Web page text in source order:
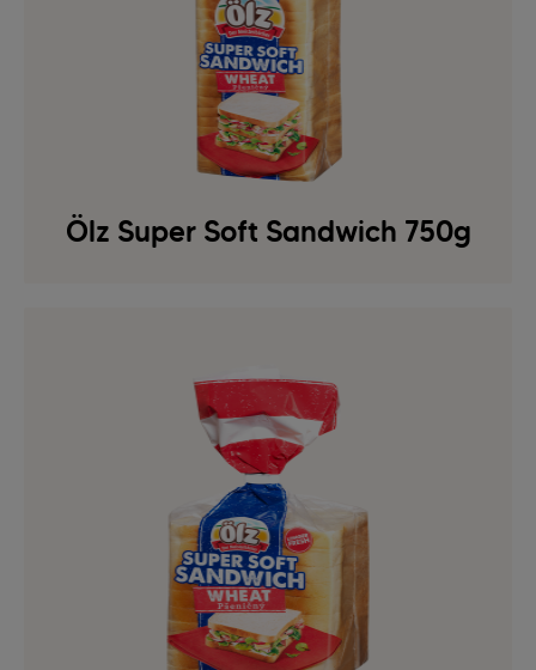
Ölz Super Soft Sandwich 750g